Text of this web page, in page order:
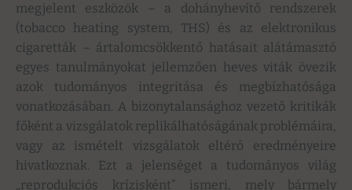
megjelent eszközök – a dohányhevítő rendszerek
(tobacco heating system, THS) és az elektronikus
cigaretták – ártalomcsökkentő hatásait alátámasztó
egyes tanulmányokat jellemzően heves viták övezik
azok tudományos integritása és megbízhatósága
vonatkozásában. A bizonytalansághoz vezető kritikák
főként a vizsgálatok replikálhatóságának problémáira,
vagy az ismételt vizsgálatok eltérő eredményeire
hivatkoznak. Ezt a jelenséget a tudományos világ
„reprodukciós krízisként” ismeri, mely bármely